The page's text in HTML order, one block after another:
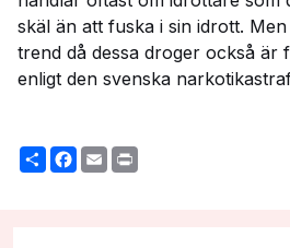
skäl än att fuska i sin idrott.
trend då dessa droger också är
enligt den svenska
ShareFacebook
Email